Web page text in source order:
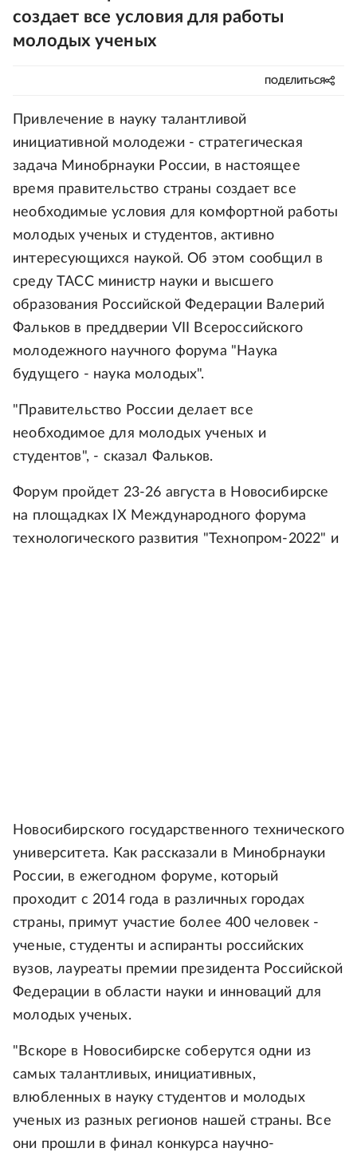
создает все условия для работы
молодых ученых
ПОДЕЛИТЬСЯ
Привлечение в науку талантливой
инициативной молодежи - стратегическая
задача Минобрнауки России, в настоящее
время правительство страны создает все
необходимые условия для комфортной работы
молодых ученых и студентов, активно
интересующихся наукой. Об этом сообщил в
среду ТАСС министр науки и высшего
образования Российской Федерации Валерий
Фальков в преддверии VII Всероссийского
молодежного научного форума "Наука
будущего - наука молодых".
"Правительство России делает все
необходимое для молодых ученых и
студентов", - сказал Фальков.
Форум пройдет 23-26 августа в Новосибирске
на площадках IX Международного форума
технологического развития "Технопром-2022" и
Новосибирского государственного технического
университета. Как рассказали в Минобрнауки
России, в ежегодном форуме, который
проходит с 2014 года в различных городах
страны, примут участие более 400 человек -
ученые, студенты и аспиранты российских
вузов, лауреаты премии президента Российской
Федерации в области науки и инноваций для
молодых ученых.
"Вскоре в Новосибирске соберутся одни из
самых талантливых, инициативных,
влюбленных в науку студентов и молодых
ученых из разных регионов нашей страны. Все
они прошли в финал конкурса научно-